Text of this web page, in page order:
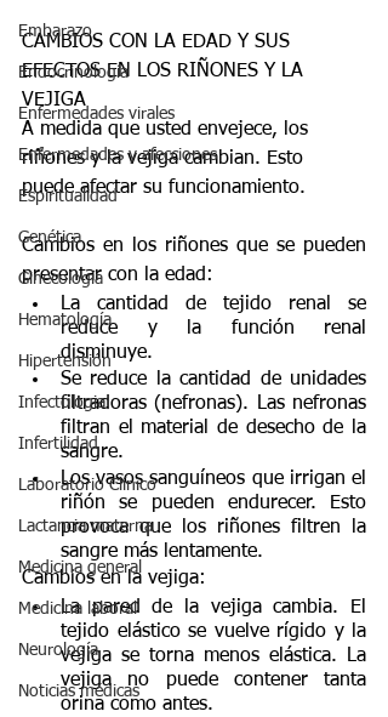
Embarazo
Endocrinología
Enfermedades virales
Enfermedades y afecciones
Espiritualidad
Genética
Ginecología
Hematología
Hipertensión
Infectologia
Infertilidad
Laboratorio Clínico
Lactancia materna
Medicina general
Medicina laboral
Neurología
Noticias médicas
CAMBIOS CON LA EDAD Y SUS
EFECTOS EN LOS RIÑONES Y LA
VEJIGA
A medida que usted envejece, los
riñones y la vejiga cambian. Esto
puede afectar su funcionamiento.
Cambios en los riñones que se pueden
presentar con la edad:
La cantidad de tejido renal se
reduce y la función renal
disminuye.
Se reduce la cantidad de unidades
filtradoras (nefronas). Las nefronas
filtran el material de desecho de la
sangre.
Los vasos sanguíneos que irrigan el
riñón se pueden endurecer. Esto
provoca que los riñones filtren la
sangre más lentamente.
Cambios en la vejiga:
La pared de la vejiga cambia. El
tejido elástico se vuelve rígido y la
vejiga se torna menos elástica. La
vejiga no puede contener tanta
orina como antes.